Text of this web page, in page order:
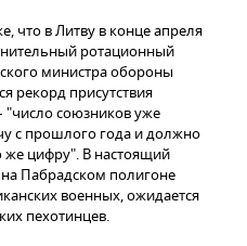
что в Литву в конце апреля
ротационный
министра обороны
рекорд присутствия
союзников уже
с прошлого года и должно
же цифру". В настоящий
Пабрадском полигоне
военных, ожидается
пехотинцев.